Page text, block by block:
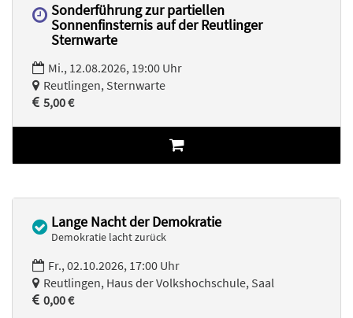
Sonderführung zur partiellen
Sonnenfinsternis auf der Reutlinger
Sternwarte
Mi., 12.08.2026, 19:00 Uhr
Reutlingen, Sternwarte
5,00 €
Lange Nacht der Demokratie
Demokratie lacht zurück
Fr., 02.10.2026, 17:00 Uhr
Reutlingen, Haus der Volkshochschule, Saal
0,00 €